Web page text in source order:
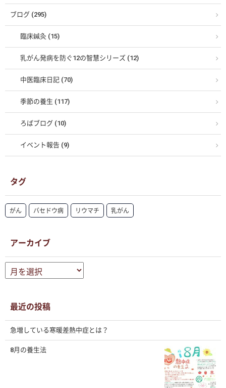
ブログ (295)
臨床鍼灸 (15)
乳がん発病を防ぐ12の智慧シリーズ (12)
中医臨床日記 (70)
季節の養生 (117)
ろばブログ (10)
イベント報告 (9)
タグ
がん バセドウ病 リウマチ 乳がん
アーカイブ
ー
ブ
最近の投稿
急増している寒暖差熱中症とは？
8月の養生法